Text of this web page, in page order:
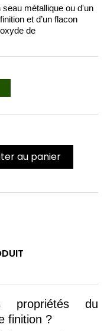
seau métallique ou d'un
et d’un flacon
au panier
propriétés du
finition ?